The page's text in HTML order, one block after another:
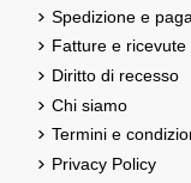
Spedizione e
Fatture e ricevute
Diritto di recesso
Chi siamo
Termini e
Privacy Policy